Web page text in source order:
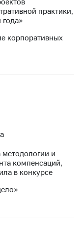
практики,
корпоративных
и
компенсаций,
в конкурсе